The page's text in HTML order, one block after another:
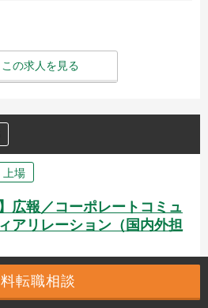
この求人を見る
上場
広報／コーポレートコミュ
アリレーション（国内外担
外メディアへの発信力を更にパ
転職相談